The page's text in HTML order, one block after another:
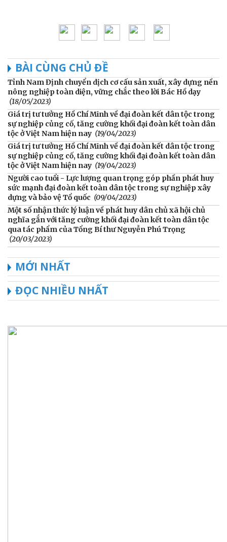
BÀI CÙNG CHỦ ĐỀ
Tỉnh Nam Định chuyển dịch cơ cấu sản xuất, xây dựng nền
nông nghiệp toàn diện, vững chắc theo lời Bác Hồ dạy
(18/05/2023)
Giá trị tư tưởng Hồ Chí Minh về đại đoàn kết dân tộc trong
sự nghiệp củng cố, tăng cường khối đại đoàn kết toàn dân
tộc ở Việt Nam hiện nay (19/04/2023)
Giá trị tư tưởng Hồ Chí Minh về đại đoàn kết dân tộc trong
sự nghiệp củng cố, tăng cường khối đại đoàn kết toàn dân
tộc ở Việt Nam hiện nay (19/04/2023)
Người cao tuổi - Lực lượng quan trọng góp phần phát huy
sức mạnh đại đoàn kết toàn dân tộc trong sự nghiệp xây
dựng và bảo vệ Tổ quốc (09/04/2023)
Một số nhận thức lý luận về phát huy dân chủ xã hội chủ
nghĩa gắn với tăng cường khối đại đoàn kết toàn dân tộc
qua tác phẩm của Tổng Bí thư Nguyễn Phú Trọng
(20/03/2023)
MỚI NHẤT
ĐỌC NHIỀU NHẤT